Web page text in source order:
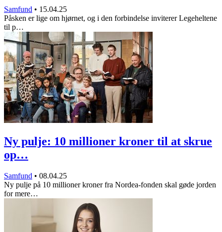
Samfund • 15.04.25
Påsken er lige om hjørnet, og i den forbindelse inviterer Legeheltene
til p…
Ny pulje: 10 millioner kroner til at skrue
op…
Samfund • 08.04.25
Ny pulje på 10 millioner kroner fra Nordea-fonden skal gøde jorden
for mere…